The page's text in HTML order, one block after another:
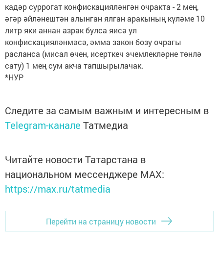
кадәр суррогат конфискацияләнгән очракта - 2 мең,
әгәр әйләнештән алынган ялган аракының күләме 10
литр яки аннан азрак булса яисә ул
конфискацияләнмәсә, әмма закон бозу очрагы
расланса (мисал өчен, исерткеч эчемлекләрне төнлә
сату) 1 мең сум акча тапшырылачак.
*НУР
Следите за самым важным и интересным в
Telegram-канале Татмедиа
Читайте новости Татарстана в
национальном мессенджере MАХ:
https://max.ru/tatmedia
Перейти на страницу новости